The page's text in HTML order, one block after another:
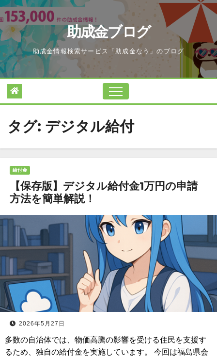
Skip
to
content
助成金ブログ
助成金情報検索サービス「助成金なう」のブログ
タグ: デジタル給付
給付金
【保存版】デジタル給付金1万円の申請
方法を簡単解説！
2026年5月27日
多数の自治体では、物価高騰の影響を受ける住民を支援す
るため、独自の給付金を実施しています。 今回は福島県会